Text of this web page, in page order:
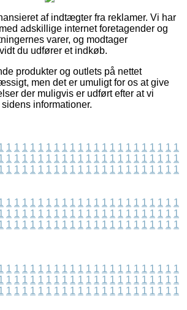
af indtægter fra reklamer. Vi har
adskillige internet foretagender og
varer, og modtager
du udfører et indkøb.
produkter og outlets på nettet
men det er umuligt for os at give
der muligvis er udført efter at vi
informationer.
1 1 1 1 1 1 1 1 1 1 1 1 1 1 1 1 1 1 1 1 1 1
1 1 1 1 1 1 1 1 1 1 1 1 1 1 1 1 1 1 1 1 1 1
1 1 1 1 1 1 1 1 1 1 1 1 1 1 1 1 1 1 1 1 1 1
1 1 1 1 1 1 1 1 1 1 1 1 1 1 1 1 1 1 1 1 1 1
1 1 1 1 1 1 1 1 1 1 1 1 1 1 1 1 1 1 1 1 1 1
1 1 1 1 1 1 1 1 1 1 1 1 1 1 1 1 1 1 1 1 1 1
1 1 1 1 1 1 1 1 1 1 1 1 1 1 1 1 1 1 1 1 1 1
1 1 1 1 1 1 1 1 1 1 1 1 1 1 1 1 1 1 1 1 1 1
1 1 1 1 1 1 1 1 1 1 1 1 1 1 1 1 1 1 1 1 1 1